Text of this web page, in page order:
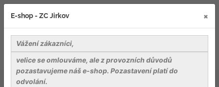
Záhradnické potřeby
E-shop - ZC Jirkov ×
Vážení zákazníci,
velice se omlouváme, ale z provozních důvodů
pozastavujeme náš e-shop. Pozastavení platí do
odvolání.